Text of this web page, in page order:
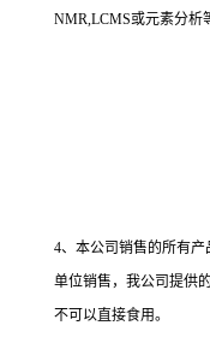
NMR,LCMS或元素分析
4、本公司销售的所有
单位销售，我公司提供
不可以直接食用。